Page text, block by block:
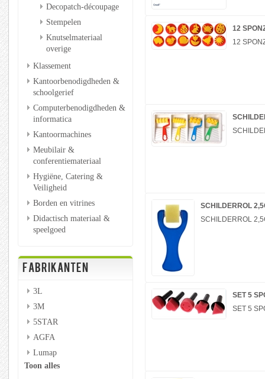
Decopatch-découpage
Stempelen
Knutselmateriaal
overige
Klassement
Kantoorbenodigdheden &
schoolgerief
Computerbenodigdheden &
informatica
Kantoormachines
Meubilair &
conferentiemateriaal
Hygiëne, Catering &
Veiligheid
Borden en vitrines
Didactisch materiaal &
speelgoed
FABRIKANTEN
3L
3M
5STAR
AGFA
Lumap
Toon alles
12
12
SCHILDERROL
SCHILDERROL
SET 5
SET 5